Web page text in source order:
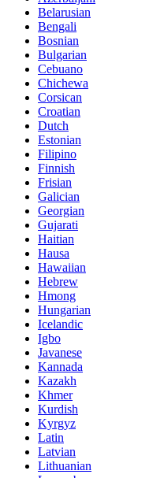
Belarusian
Bengali
Bosnian
Bulgarian
Cebuano
Chichewa
Corsican
Croatian
Dutch
Estonian
Filipino
Finnish
Frisian
Galician
Georgian
Gujarati
Haitian
Hausa
Hawaiian
Hebrew
Hmong
Hungarian
Icelandic
Igbo
Javanese
Kannada
Kazakh
Khmer
Kurdish
Kyrgyz
Latin
Latvian
Lithuanian